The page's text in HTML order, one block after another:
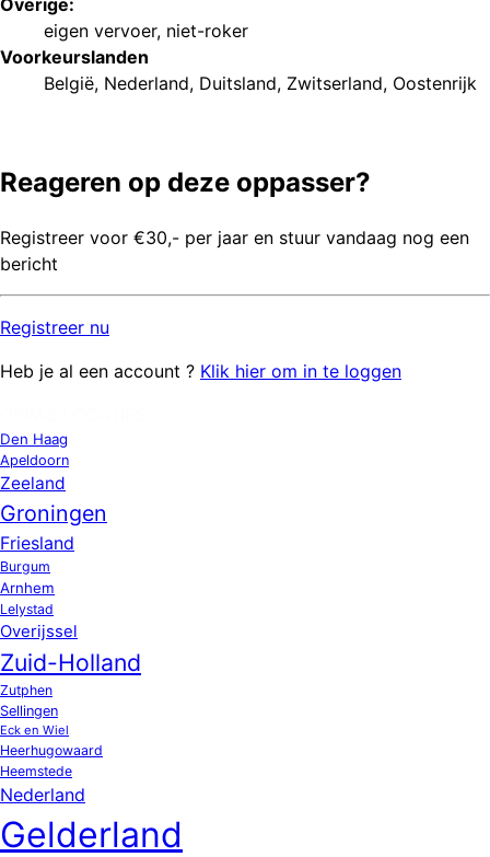
Overige:
eigen vervoer, niet-roker
Voorkeurslanden
België, Nederland, Duitsland, Zwitserland, Oostenrijk
Reageren op deze oppasser?
Registreer voor €30,- per jaar en stuur vandaag nog een
bericht
Registreer nu
Heb je al een account ? Klik hier om in te loggen
Den Haag
Apeldoorn
Zeeland
Groningen
Friesland
Burgum
Arnhem
Lelystad
Overijssel
Zuid-Holland
Zutphen
Sellingen
Eck en Wiel
Heerhugowaard
Heemstede
Nederland
Gelderland